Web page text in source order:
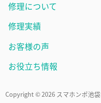
修理について
修理実績
お客様の声
お役立ち情報
Copyright © 2026 スマホンポ池